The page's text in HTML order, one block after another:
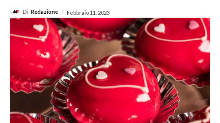
Di Redazione Febbraio 11, 2023